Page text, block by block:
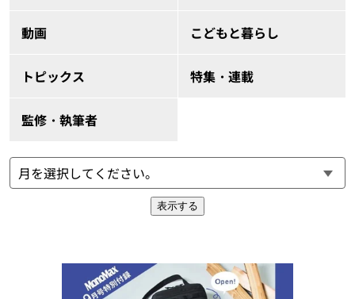
動画 こどもと暮らし
トピックス 特集・連載
監修・執筆者
表示する